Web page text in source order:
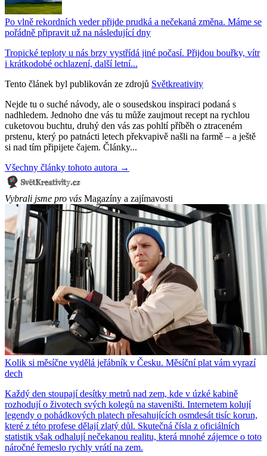
Po vlně rekordních veder přijde prudká a nečekaná změna. Máme se
pořádně připravit už na následující dny
Tropické teploty u nás brzy vystřídá jiné počasí. Přijdou bouřky, vítr
i krátkodobé ochlazení, další letní...
Tento článek byl publikován ze zdrojů Světkreativity
Nejde tu o suché návody, ale o sousedskou inspiraci podaná s
nadhledem. Jednoho dne vás tu může zaujmout recept na rychlou
cuketovou buchtu, druhý den vás zas pohltí příběh o ztraceném
prstenu, který po patnácti letech překvapivě našli na farmě – a ještě
si nad tím připijete čajem. Články...
Všechny články tohoto autora →
Vybrali jsme pro vás Magazíny a zajímavosti
Kolik si měsíčne vydělá jeřábník v Česku. Měsíční plat vám vyrazí
dech
Každý den stoupají desítky metrů nad zem, kde v úzké kabině
rozhodují o životech svých kolegů na staveništi. Internetem kolují
legendy o pohádkových platech přesahujících osmdesát tisíc korun,
které z této profese dělají zlatý důl. Skutečná čísla z oficiálních
statistik však odhalují nečekanou realitu, která mnohé zájemce o toto
náročné řemeslo rychly vrátí na zem.